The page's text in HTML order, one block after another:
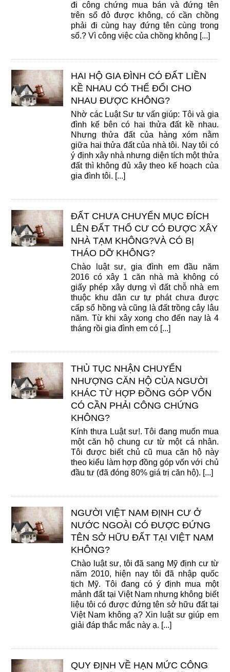
đi công chứng mua bán và đứng tên
trên sổ đỏ được không, có cần chồng
phải đi cùng hay đứng tên cùng trong
sổ.? Vì công việc của chồng không [...]
HAI HỘ GIA ĐÌNH CÓ ĐẤT LIỀN
KỀ NHAU CÓ THỂ ĐỔI CHO
NHAU ĐƯỢC KHÔNG?
Nhờ các Luật Sư tư vấn giúp: Tôi và gia
đình kế bên có hai thửa đất kề nhau.
Nhưng thửa đất của hàng xóm nằm
giữa hai thửa đất của nhà tôi. Nay tôi có
ý định xây nhà nhưng diện tích một thửa
đất thì không đủ xây theo kế hoạch của
gia đình tôi. [...]
ĐẤT CHƯA CHUYỂN MỤC ĐÍCH
LÊN ĐẤT THỔ CƯ CÓ ĐƯỢC XÂY
NHÀ TẠM KHÔNG?VÀ CÓ BỊ
THÁO DỠ KHÔNG?
Chào luật sư, gia đình em đầu năm
2016 có xây 1 căn nhà mà không có
giấy phép xây dựng vì đất chỗ nhà em
thuộc khu dân cư tự phát chưa được
cấp sổ hồng và cũng là đất trồng cây lâu
năm. Từ khi xây xong cho đến nay là 4
tháng rồi gia đình em có [...]
THỦ TỤC NHẬN CHUYỂN
NHƯỢNG CĂN HỘ CỦA NGƯỜI
KHÁC TỪ HỢP ĐỒNG GÓP VỐN
CÓ CẦN PHẢI CÔNG CHỨNG
KHÔNG?
Kính thưa Luật sư!. Tôi đang muốn mua
một căn hộ chung cư từ một cá nhân.
Tôi được biết chủ cũ mua căn hộ này
theo kiểu làm hợp đồng góp vốn với chủ
đầu tư (đã đóng 80% giá trị căn hộ). [...]
NGƯỜI VIỆT NAM ĐỊNH CƯ Ở
NƯỚC NGOÀI CÓ ĐƯỢC ĐỨNG
TÊN SỞ HỮU ĐẤT TẠI VIỆT NAM
KHÔNG?
Chào luật sư, tôi đã sang Mỹ định cư từ
năm 2010, hiện nay tôi đã nhập quốc
tịch Mỹ. Tôi đang có ý định mua một
mảnh đất tại Việt Nam nhưng không biết
liệu tôi có được đứng tên sở hữu đất tại
Việt Nam không ạ? Xin luật sư giúp em
giải đáp thắc mắc này ạ. [...]
QUY ĐỊNH VỀ HẠN MỨC CÔNG